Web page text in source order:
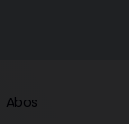
Abos